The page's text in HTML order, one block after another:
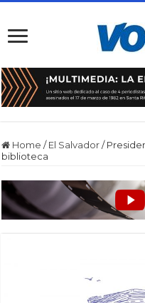
Home / El Salvador /
biblioteca